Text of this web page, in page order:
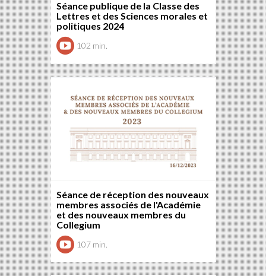
Séance publique de la Classe des
Lettres et des Sciences morales et
politiques 2024
102 min.
Séance de réception des nouveaux
membres associés de l'Académie
et des nouveaux membres du
Collegium
107 min.